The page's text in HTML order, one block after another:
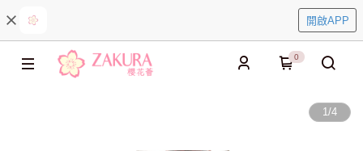
開啟APP
0
1/4